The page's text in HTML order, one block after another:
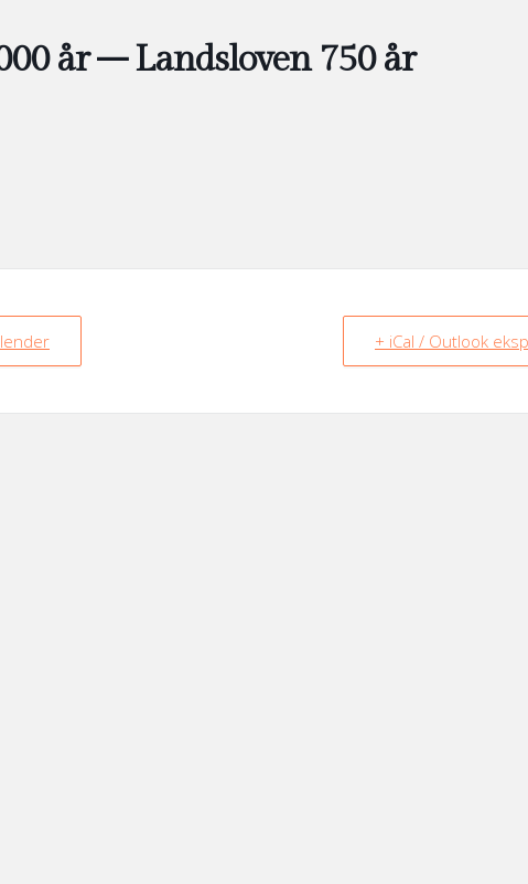
år – Landsloven 750 år
+ iCal / Outlook